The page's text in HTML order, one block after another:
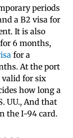
periods
a B2 visa for
It is also
6 months,
for a
At the port
valid for six
how long a
UU., And that
the I-94 card.